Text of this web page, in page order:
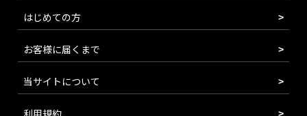
はじめての方
お客様に届くまで
当サイトについて